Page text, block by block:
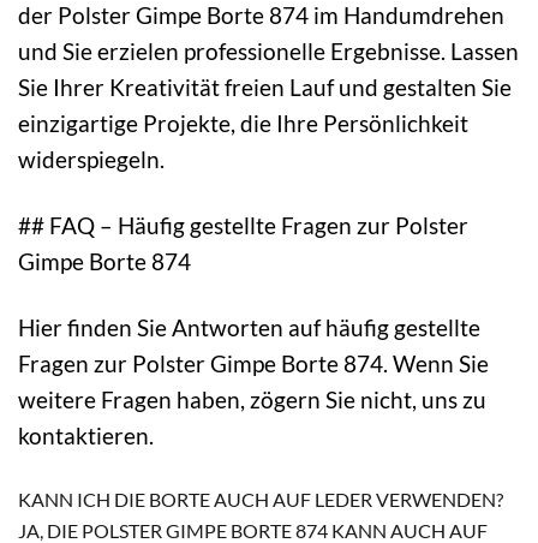
der Polster Gimpe Borte 874 im Handumdrehen
und Sie erzielen professionelle Ergebnisse. Lassen
Sie Ihrer Kreativität freien Lauf und gestalten Sie
einzigartige Projekte, die Ihre Persönlichkeit
widerspiegeln.
## FAQ – Häufig gestellte Fragen zur Polster
Gimpe Borte 874
Hier finden Sie Antworten auf häufig gestellte
Fragen zur Polster Gimpe Borte 874. Wenn Sie
weitere Fragen haben, zögern Sie nicht, uns zu
kontaktieren.
KANN ICH DIE BORTE AUCH AUF LEDER VERWENDEN?
JA, DIE POLSTER GIMPE BORTE 874 KANN AUCH AUF